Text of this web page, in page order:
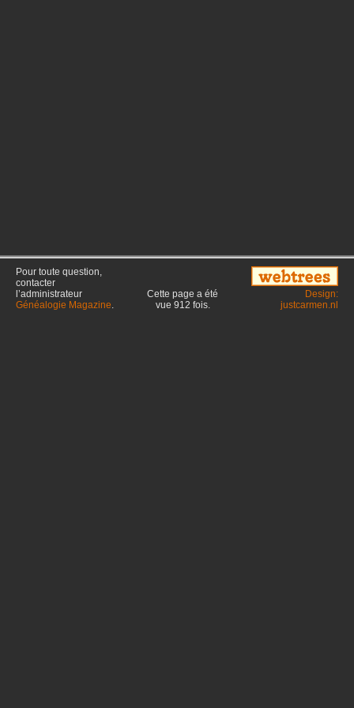
Pour toute question,
contacter
l’administrateur
Généalogie Magazine.
Cette page a été
vue 912 fois.
Design:
justcarmen.nl